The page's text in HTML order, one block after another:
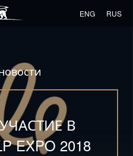
ENG RUS
В
EXPO 2018